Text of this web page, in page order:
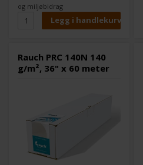
fargeglans.
og miljøbidrag
Rauch PRC 140N 140
g/m², 36" x 60 meter